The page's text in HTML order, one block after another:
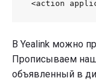
В Yealink можно
Прописываем
объявленный в